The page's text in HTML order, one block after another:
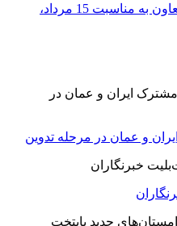
پیام مدیرعامل بانک توسعه تعاون به مناسبت 15 مرداد،
و عمان در مرحله تدوین